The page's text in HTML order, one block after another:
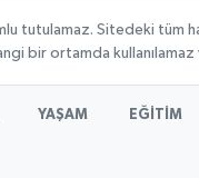
tutulamaz. Sitedeki tüm
bir ortamda kullanılamaz
YAŞAM
EĞİTİM